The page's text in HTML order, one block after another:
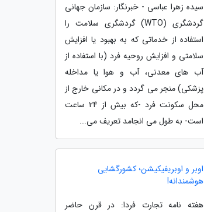
سیده زهرا عباسی - خبرنگار: سازمان جهانی
گردشگری (WTO) گردشگری سلامت را
استفاده از خدماتی که به بهبود یا افزایش
سلامتی و افزایش روحیه فرد (با استفاده از
آب های معدنی، آب و هوا یا مداخله
پزشکی) منجر می گردد و در مکانی خارج از
محل سکونت فرد -که بیش از 24 ساعت
است- به طول می انجامد تعریف می...
اوبر و اوبریفیکیشن؛ کشورگشایی
هوشمندانه!
هفته نامه تجارت فردا: در قرن حاضر